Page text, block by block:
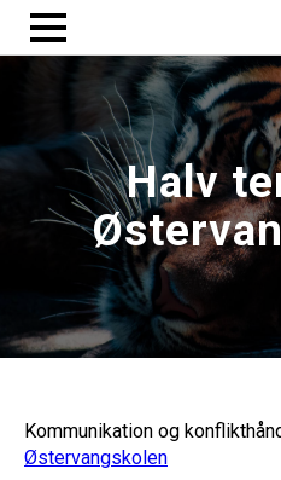
Halv
Kommunikation og
Østervangskolen